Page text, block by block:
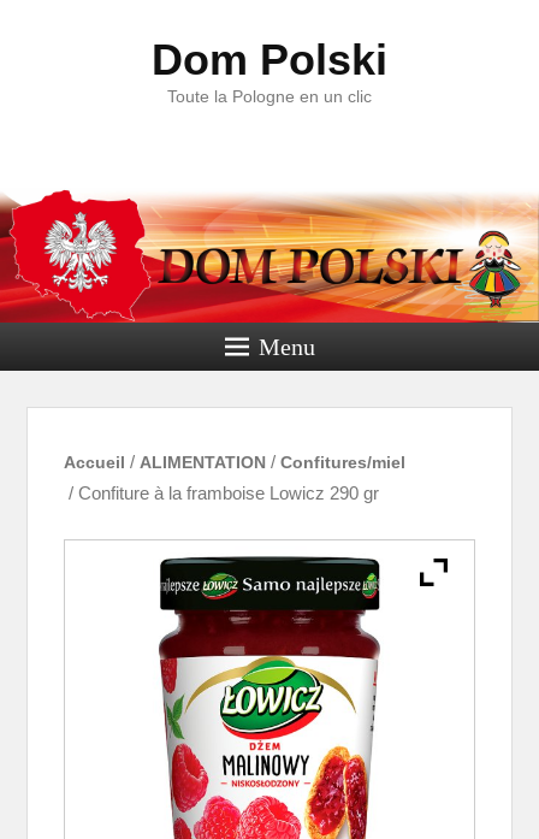
Dom Polski
Toute la Pologne en un clic
Menu
Accueil / ALIMENTATION /Confitures/miel
/ Confiture à la framboise Lowicz 290 gr